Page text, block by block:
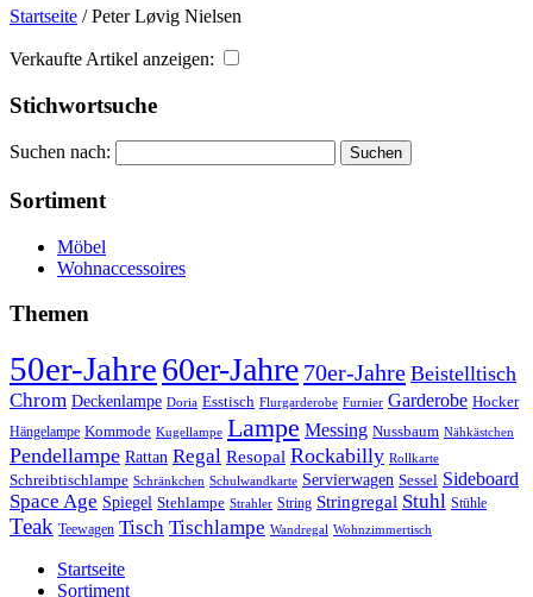
Startseite /Peter Løvig Nielsen
Verkaufte Artikel anzeigen:
Stichwortsuche
Suchen nach:
Sortiment
Möbel
Wohnaccessoires
Themen
50er-Jahre60er-Jahre 70er-Jahre Beistelltisch
Chrom Deckenlampe Doria Esstisch Flurgarderobe Furnier Garderobe Hocker
Hängelampe Kommode Kugellampe Lampe Messing Nussbaum Nähkästchen
Pendellampe Rattan Regal Resopal Rockabilly Rollkarte
Schreibtischlampe Schränkchen Schulwandkarte Servierwagen Sessel Sideboard
Space Age Spiegel Stehlampe Strahler String Stringregal Stuhl Stühle
Teak Teewagen Tisch Tischlampe Wandregal Wohnzimmertisch
Startseite
Sortiment